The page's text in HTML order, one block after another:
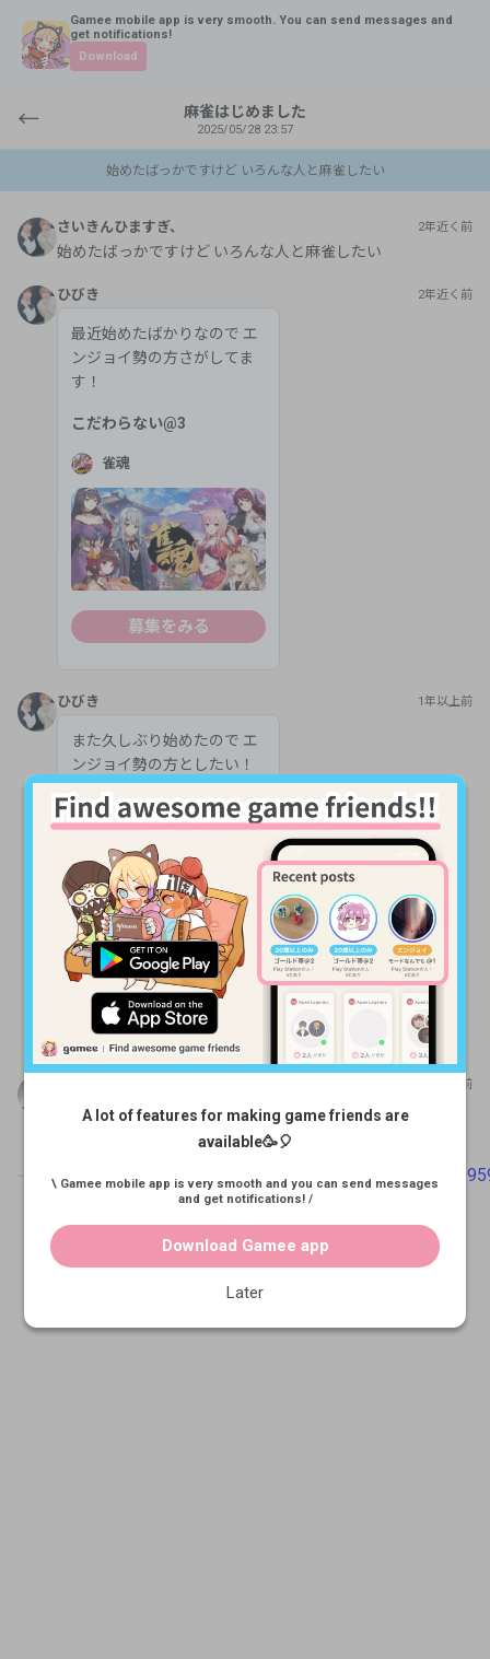
Gamee mobile app is very smooth. You can send messages and
get notifications!
Download
← 麻雀はじめました
2025/05/28 23:57
始めたばっかですけど いろんな人と麻雀したい
さいきんひますぎ、 2年近く前
始めたばっかですけど いろんな人と麻雀したい
ひびき 2年近く前
最近始めたばかりなので エ
ンジョイ勢の方さがしてま
す！
こだわらない@3
雀魂
募集をみる
ひびき 1年以上前
また久しぶり始めたので エ
ンジョイ勢の方としたい！
こだわらない@2
雀魂
募集をみる
1年以上前
友達きっかけで最近始めました！ 上手な方教えてください！
よろしくお願いします！
A lot of features for making game friends are
available🥳🎈
\ Gamee mobile app is very smooth and you can send messages
and get notifications! /
Download Gamee app
Later